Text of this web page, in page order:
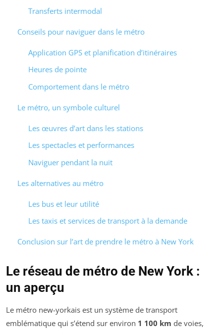
Transferts intermodal
Conseils pour naviguer dans le métro
Application GPS et planification d’itinéraires
Heures de pointe
Comportement dans le métro
Le métro, un symbole culturel
Les œuvres d’art dans les stations
Les spectacles et performances
Naviguer pendant la nuit
Les alternatives au métro
Les bus et leur utilité
Les taxis et services de transport à la demande
Conclusion sur l’art de prendre le métro à New York
Le réseau de métro de New York :
un aperçu
Le métro new-yorkais est un système de transport
emblématique qui s’étend sur environ 1 100 km de voies,